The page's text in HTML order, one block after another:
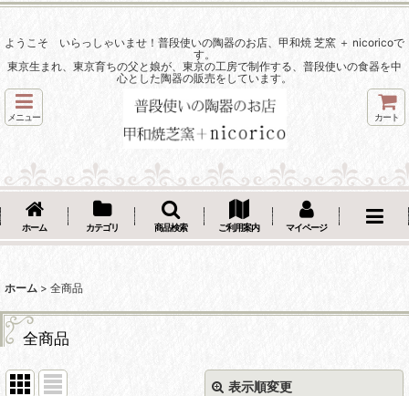
ようこそ いらっしゃいませ！普段使いの陶器のお店、甲和焼 芝窯 ＋ nicoricoで
す。
東京生まれ、東京育ちの父と娘が、東京の工房で制作する、普段使いの食器を中
心とした陶器の販売をしています。
メニュー カート
ホーム カテゴリ 商品検索 ご利用案内 マイページ
ホーム > 全商品
全商品
表示順変更